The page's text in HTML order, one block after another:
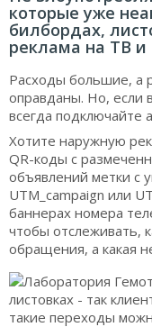
которые уже
билбордах,
реклама на ТВ и
Расходы большие, а
оправданы. Но, если
всегда подключайте
Хотите наружную
QR-коды с
объявлений метки с
UTM_campaign или
баннерах номера
чтобы отслеживать,
обращения, а какая